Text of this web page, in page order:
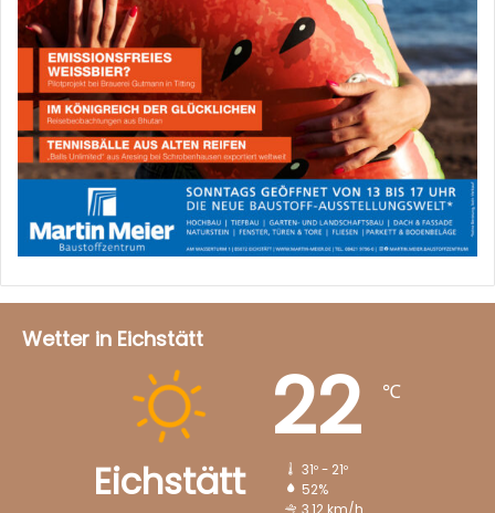
Wetter in Eichstätt
Eichstätt
22 ℃
31º - 21º
52%